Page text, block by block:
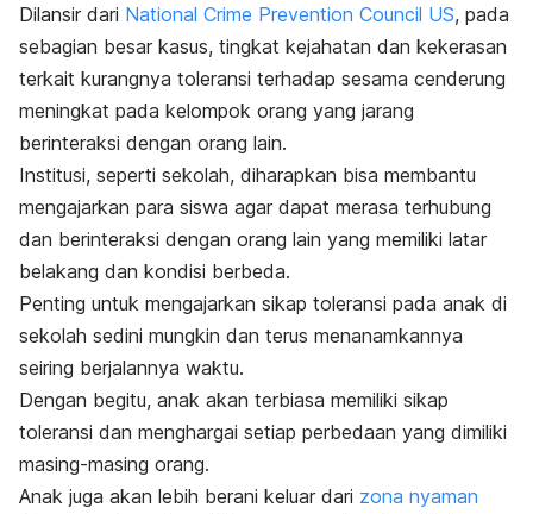
Dilansir dari National Crime Prevention Council US, pada
sebagian besar kasus, tingkat kejahatan dan kekerasan
terkait kurangnya toleransi terhadap sesama cenderung
meningkat pada kelompok orang yang jarang
berinteraksi dengan orang lain.
Institusi, seperti sekolah, diharapkan bisa membantu
mengajarkan para siswa agar dapat merasa terhubung
dan berinteraksi dengan orang lain yang memiliki latar
belakang dan kondisi berbeda.
Penting untuk mengajarkan sikap toleransi pada anak di
sekolah sedini mungkin dan terus menanamkannya
seiring berjalannya waktu.
Dengan begitu, anak akan terbiasa memiliki sikap
toleransi dan menghargai setiap perbedaan yang dimiliki
masing-masing orang.
Anak juga akan lebih berani keluar dari zona nyaman